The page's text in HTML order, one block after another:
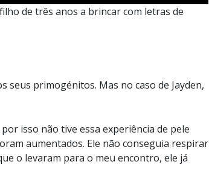
de três anos a brincar com letras de
seus primogénitos. Mas no caso de Jayden,
isso não tive essa experiência de pele
aumentados. Ele não conseguia respirar
o levaram para o meu encontro, ele já